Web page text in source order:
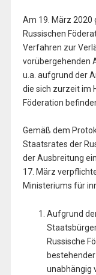
Am 19. März 2020
Russischen
Verfahren zur
vorübergehenden
u.a. aufgrund der
die sich zurzeit im
Föderation
Gemäß dem
Staatsrates der
der Ausbreitung
17. März
Ministeriums für
Aufgrund
Russische
unabhängig